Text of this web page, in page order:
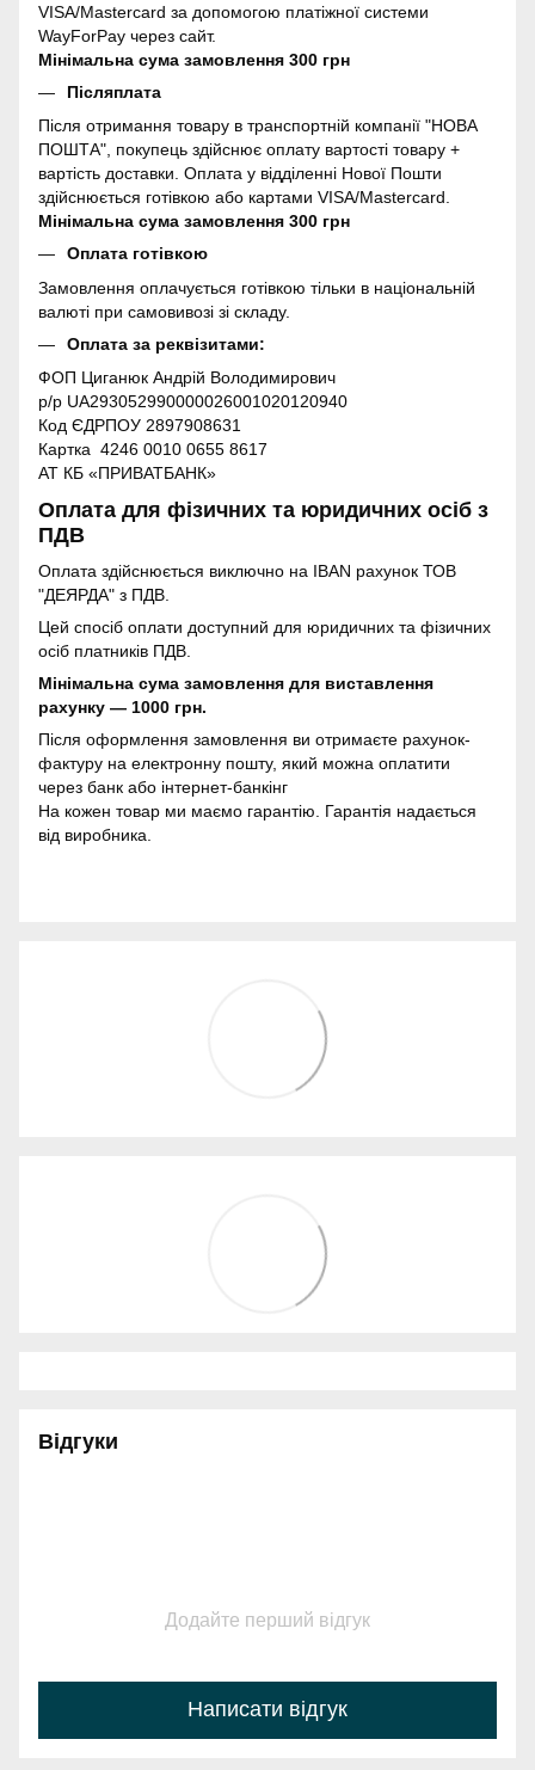
VISA/Mastercard за допомогою платіжної системи
WayForPay через сайт.
Мінімальна сума замовлення 300 грн
Післяплата
Після отримання товару в транспортній компанії "НОВА
ПОШТА", покупець здійснює оплату вартості товару +
вартість доставки. Оплата у відділенні Нової Пошти
здійснюється готівкою або картами VISA/Mastercard.
Мінімальна сума замовлення 300 грн
Оплата готівкою
Замовлення оплачується готівкою тільки в національній
валюті при самовивозі зі складу.
Оплата за реквізитами:
ФОП Циганюк Андрій Володимирович
р/р UA293052990000026001020120940
Код ЄДРПОУ 2897908631
Картка 4246 0010 0655 8617
АТ КБ «ПРИВАТБАНК»
Оплата для фізичних та юридичних осіб з
ПДВ
Оплата здійснюється виключно на IBAN рахунок ТОВ
"ДЕЯРДА" з ПДВ.
Цей спосіб оплати доступний для юридичних та фізичних
осіб платників ПДВ.
Мінімальна сума замовлення для виставлення
рахунку — 1000 грн.
Після оформлення замовлення ви отримаєте рахунок-
фактуру на електронну пошту, який можна оплатити
через банк або інтернет-банкінг
На кожен товар ми маємо гарантію. Гарантія надається
від виробника.
Відгуки
Додайте перший відгук
Написати відгук